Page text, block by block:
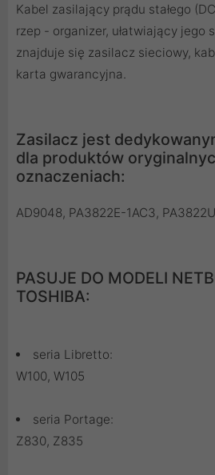
Kabel zasilający prądu stałego
rzep - organizer, ułatwiający jego
znajduje się zasilacz sieciowy,
karta gwarancyjna.
Zasilacz jest
dla produktów
oznaczeniach:
AD9048, PA3822E-1AC3,
PASUJE DO MODELI
TOSHIBA:
seria Libretto:
W100, W105
seria Portage:
Z830, Z835